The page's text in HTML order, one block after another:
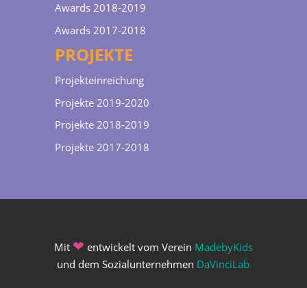
Awards 2018-2019
Awards 2017-2018
PROJEKTE
Projekteinreichung
Projekte 2019-2020
Projekte 2018-2019
Projekte 2017-2018
Mit ❤ entwickelt vom Verein MadebyKids
und dem Sozialunternehmen DaVinciLab